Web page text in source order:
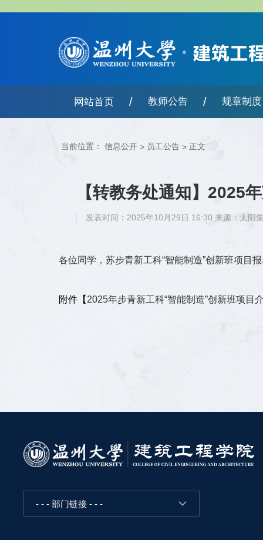
网站首页 / 教师公告 / 规章制度
当前位置： 信息公开 > 员工公告 > 正文
【转教务处通知】2025
发表时间：2025年10月29日 16:30 来源：太阳
各位同学，苏步青新工科“智能制造”创新班项目
附件【 2025年步青新工科“智能制造”创新班项目
- - - 部门链接 - - -